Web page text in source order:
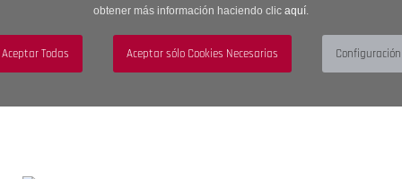
obtener más información haciendo clic aquí.
navigation
Menú